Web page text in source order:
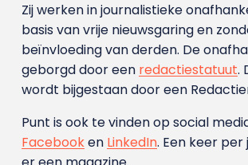
Zij werken in journalistieke
basis van vrije nieuwsgaring en
beïnvloeding van derden. De
geborgd door een redactiestatuut.
wordt bijgestaan door een
Punt is ook te vinden op social
Facebooken LinkedIn. Een keer